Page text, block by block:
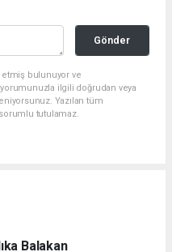
Gönder
etmiş bulunuyor ve
ilgili doğrudan veya
Yazılan tüm
tutulamaz.
Balakan